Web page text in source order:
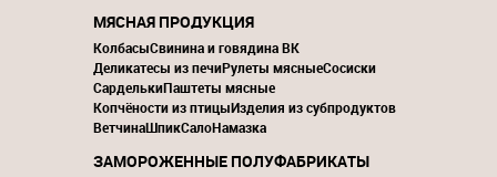
МЯСНАЯ ПРОДУКЦИЯ
КолбасыСвинина и говядина ВК
Деликатесы из печиРулеты мясныеСосиски
СарделькиПаштеты мясные
Копчёности из птицыИзделия из субпродуктов
ВетчинаШпикСалоНамазка
ЗАМОРОЖЕННЫЕ ПОЛУФАБРИКАТЫ